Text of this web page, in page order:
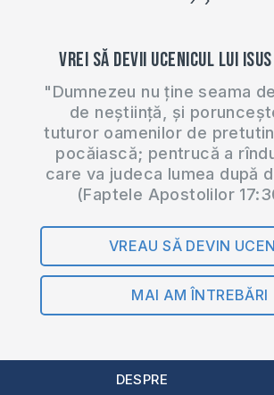
Vrei să devii ucenicul lui
"Dumnezeu nu ține seama
de neștiință, și
tuturor oamenilor de
pocăiască; pentrucă a
care va judeca lumea după
(Faptele Apostolilor
VREAU SĂ DEVIN
MAI AM ÎNTREBĂRI
DESPRE